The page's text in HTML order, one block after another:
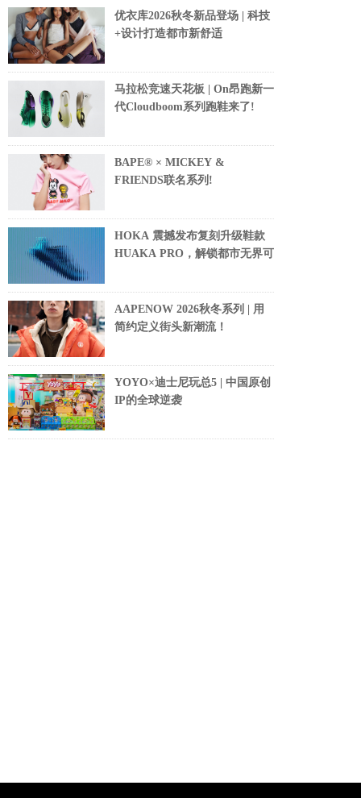
优衣库2026秋冬新品登场 | 科技
+设计打造都市新舒适
马拉松竞速天花板 | On昂跑新一
代Cloudboom系列跑鞋来了!
BAPE® × MICKEY &
FRIENDS联名系列!
HOKA 震撼发布复刻升级鞋款
HUAKA PRO，解锁都市无界可
AAPENOW 2026秋冬系列 | 用
简约定义街头新潮流！
YOYO×迪士尼玩总5 | 中国原创
IP的全球逆袭